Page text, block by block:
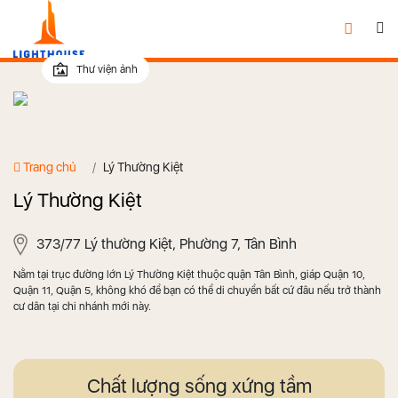
Thư viện ảnh
Trang chủ Lý Thường Kiệt
Lý Thường Kiệt
373/77 Lý thường Kiệt, Phường 7, Tân Bình
Nằm tại trục đường lớn Lý Thường Kiệt thuộc quận Tân Bình, giáp Quận 10,
Quận 11, Quận 5, không khó để bạn có thể di chuyển bất cứ đâu nếu trở thành
cư dân tại chi nhánh mới này.
Chất lượng sống xứng tầm